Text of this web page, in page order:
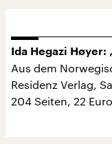
Ida Hegazi Høyer:
Aus dem
Residenz Verlag,
204 Seiten, 22 Euro